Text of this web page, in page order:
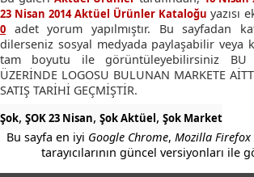
23 Nisan 2014 Aktüel Ürünler Kataloğu yazısı
0 adet yorum yapılmıştır. Bu sayfadan
dilerseniz sosyal medyada paylaşabilir veya
tam boyutu ile görüntüleyebilirsiniz BU
ÜZERİNDE LOGOSU BULUNAN MARKETE
SATIŞ TARİHİ GEÇMİŞTİR.
Şok, ŞOK 23 Nisan, Şok Aktüel, Şok Market
Bu sayfa en iyi Google Chrome,Mozilla Firefox
tarayıcılarının güncel versiyonları ile